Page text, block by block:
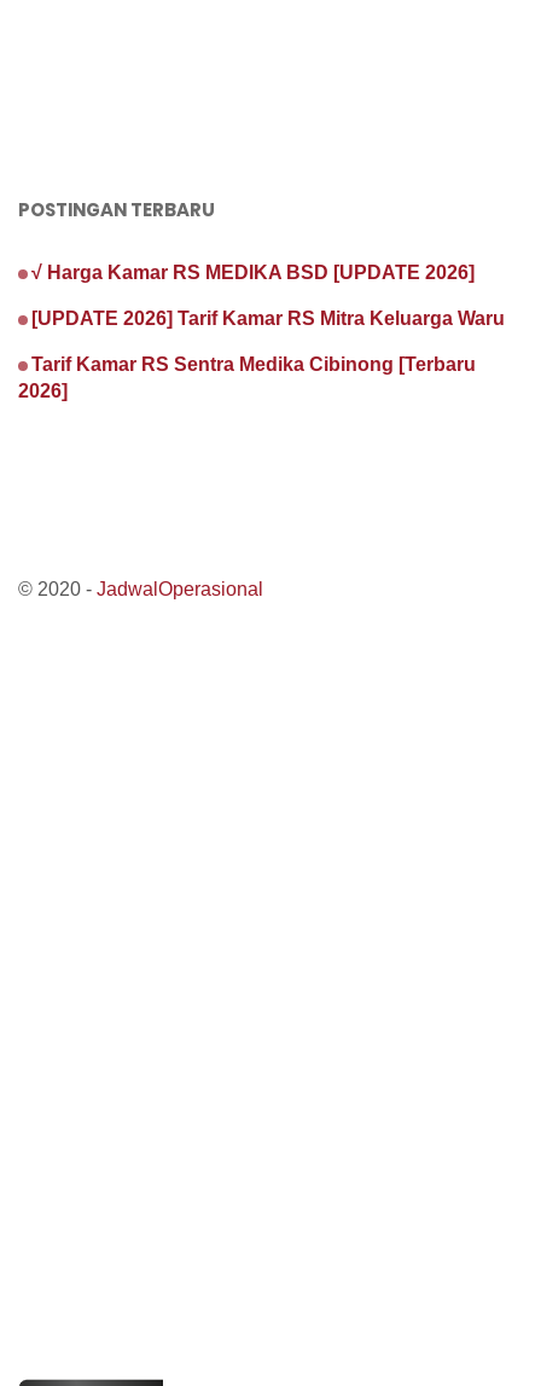
POSTINGAN TERBARU
√ Harga Kamar RS MEDIKA BSD [UPDATE 2026]
[UPDATE 2026] Tarif Kamar RS Mitra Keluarga Waru
Tarif Kamar RS Sentra Medika Cibinong [Terbaru
2026]
© 2020 - JadwalOperasional